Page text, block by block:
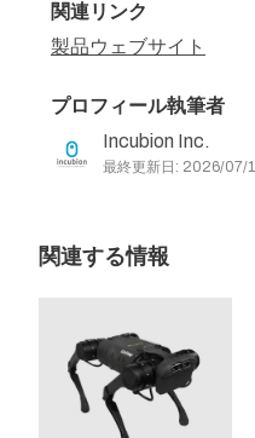
関連リンク
製品ウェブサイト
プロフィール執筆者
Incubion Inc.
最終更新日: 2026/07/
関連する情報